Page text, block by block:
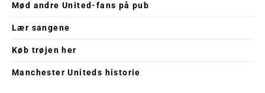
Mød andre United-fans på pub
Lær sangene
Køb trøjen her
Manchester Uniteds historie